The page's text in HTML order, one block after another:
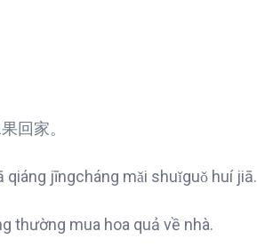
回家。
jīngcháng mǎi shuǐguǒ huí jiā.
thường mua hoa quả về nhà.